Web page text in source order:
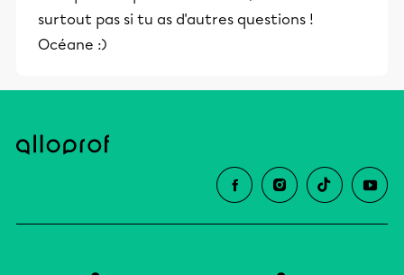
surtout pas si tu as d'autres questions !
Océane :)